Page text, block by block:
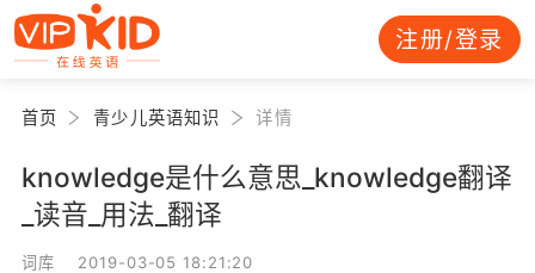
注册/登录
首页 青少儿英语知识 详情
knowledge是什么意思_knowledge翻译
_读音_用法_翻译
词库 2019-03-05 18:21:20